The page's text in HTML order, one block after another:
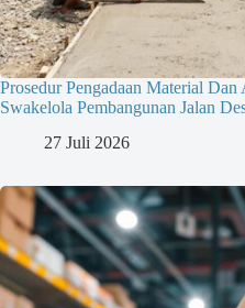
Prosedur Pengadaan Material
Swakelola Pembangunan Jalan
27 Juli 2026